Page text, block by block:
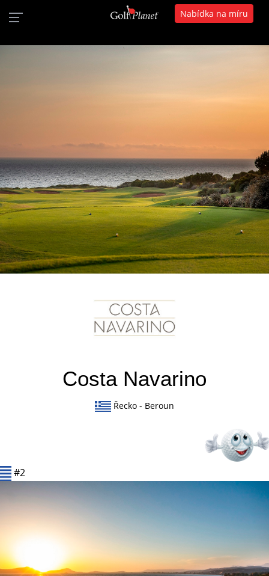
Nabídka na míru
Costa Navarino
Řecko - Beroun
#2